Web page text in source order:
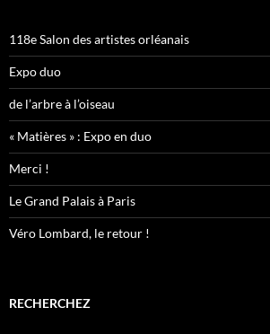
118e Salon des artistes orléanais
Expo duo
de l’arbre à l’oiseau
« Matières » : Expo en duo
Merci !
Le Grand Palais à Paris
Véro Lombard, le retour !
RECHERCHEZ